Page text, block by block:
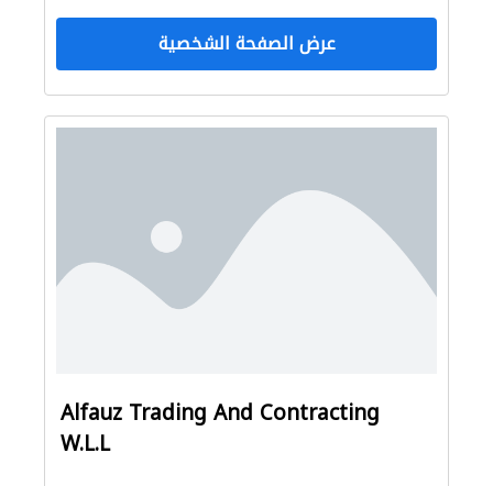
عرض الصفحة الشخصية
Alfauz Trading And Contracting
W.L.L